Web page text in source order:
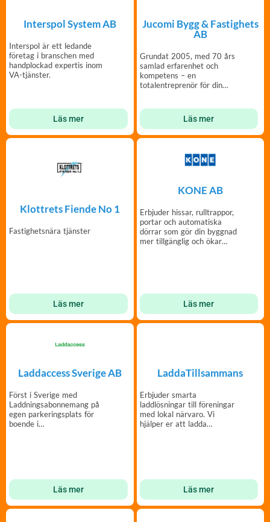
Interspol System AB
Interspol är ett ledande
företag i branschen med
handplockad expertis inom
VA-tjänster.
Läs mer
Jucomi Bygg & Fastighets
AB
Grundat 2005, med 70 års
samlad erfarenhet och
kompetens – en
totalentreprenör för din
Läs mer
Klottrets Fiende No 1
Fastighetsnära tjänster
Läs mer
KONE AB
Erbjuder hissar, rulltrappor,
portar och automatiska
dörrar som gör din byggnad
mer tillgänglig och ökar
Läs mer
Laddaccess Sverige AB
Först i Sverige med
Laddningsabonnemang på
egen parkerings­plats för
boende i
Läs mer
LaddaTillsammans
Erbjuder smarta
laddlösningar till föreningar
med lokal närvaro. Vi
hjälper er att ladda
Läs mer